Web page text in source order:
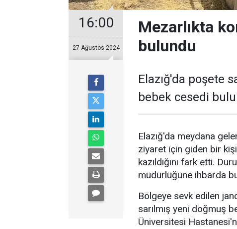
16:00
27 Ağustos 2024
Mezarlıkta
bulundu
Elazığ'da poşete
bebek cesedi
Elazığ'da meydana
ziyaret için giden bir
kazıldığını fark etti.
müdürlüğüne ihbarda
Bölgeye sevk edilen
sarılmış yeni doğmuş
Üniversitesi